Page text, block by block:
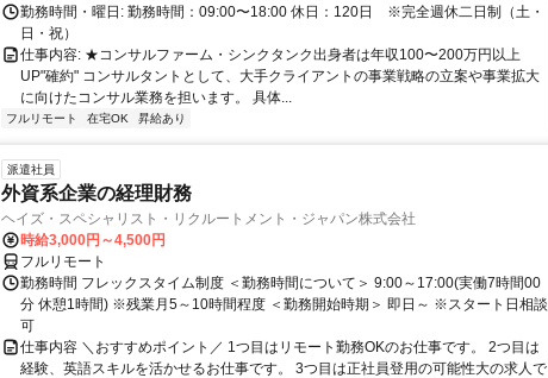
勤務時間・曜日: 勤務時間：09:00〜18:00 休日：120日 ※完全週休二日制（土・
日・祝）
仕事内容: ★コンサルファーム・シンクタンク出身者は年収100〜200万円以上
UP"確約" コンサルタントとして、大手クライアントの事業戦略の立案や事業拡大
に向けたコンサル業務を担います。 具体...
フルリモート 在宅OK 昇給あり
派遣社員
外資系企業の経理財務
ヘイズ・スペシャリスト・リクルートメント・ジャパン株式会社
時給3,000円～4,500円
フルリモート
勤務時間 フレックスタイム制度 ＜勤務時間について＞ 9:00～17:00(実働7時間00
分 休憩1時間) ※残業月5～10時間程度 ＜勤務開始時期＞ 即日～ ※スタート日相談
可
仕事内容 ＼おすすめポイント／ 1つ目はリモート勤務OKのお仕事です。 2つ目は
経験、英語スキルを活かせるお仕事です。 3つ目は正社員登用の可能性大の求人で